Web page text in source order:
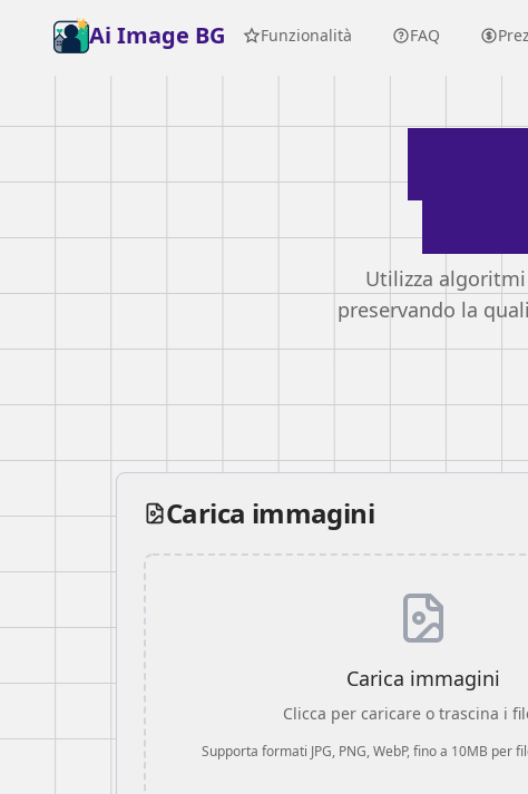
Ai Image BG Funzionalità FAQ
Utilizza
preservando la
Carica immagini
Carica immagini
Clicca per caricare o trascina i
Supporta formati JPG, PNG, WebP, fino a 10MB per